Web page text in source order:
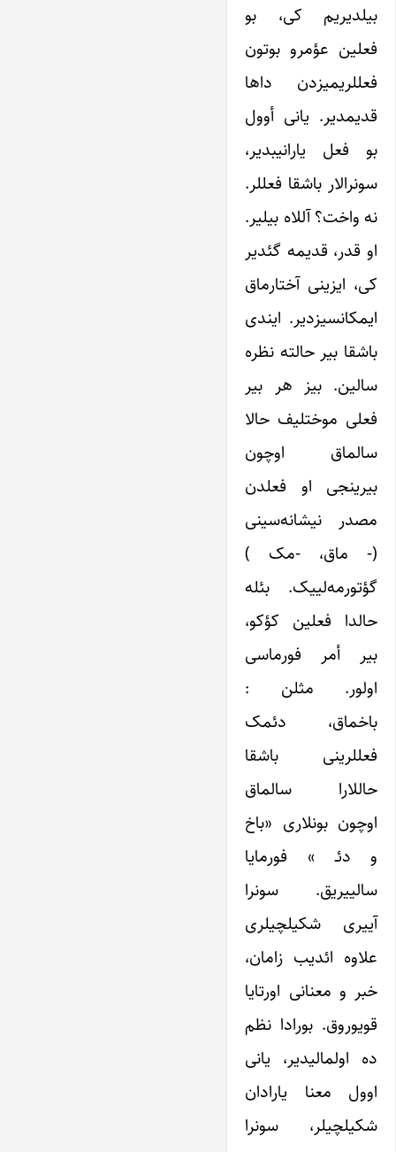
بیلدیریم کی، بو
فعلین عؤمرو بوتون
فعللریمیزدن داها
قدیمدیر. یانی أوول
بو فعل یارانیبدیر،
سونرالار باشقا فعللر.
نه واخت؟ آللاه بیلیر.
او قدر، قدیمه گئدیر
کی، ایزینی آختارماق
ایمکانسیزدیر. ایندی
باشقا بیر حالته نظره
سالین. بیز هر بیر
فعلی موختلیف حالا
سالماق اوچون
بیرینجی او فعلدن
مصدر نیشانه‌سینی
(- ماق، -مک )
گؤتورمه‌لییک. بئله
حالدا فعلین کؤکو،
بیر أمر فورماسی
اولور. مثلن :
باخماق، دئمک
فعللرینی باشقا
حاللارا سالماق
اوچون بونلاری «باخ
و دئـ » فورمایا
سالییریق. سونرا
آییری شکیلچیلری
علاوه ائدیب زامان،
خبر و معنانی اورتایا
قویوروق. بورادا نظم
ده اولمالیدیر، یانی
اوول معنا یارادان
شکیلچیلر، سونرا